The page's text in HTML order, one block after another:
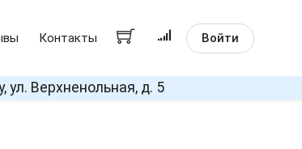
Контакты Войти
ул. Верхненольная, д. 5